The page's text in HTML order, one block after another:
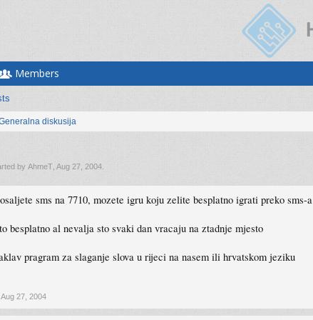
Members
diskusija
by AhmeT Aug 27, 2004
sms na 7710, mozete igru koju zelite besplatno igrati preko sms-a
besplatno al nevalja sto svaki dan vracaju na ztadnje mjesto
pragram za slaganje slova u rijeci na nasem ili hrvatskom jeziku
Aug 27, 2004